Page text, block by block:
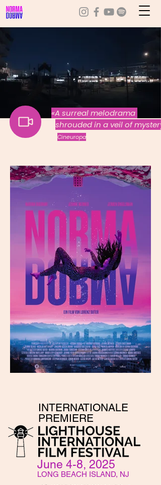
«A surreal melodrama
shrouded in a veil of
Cineuropa
INTERNATIONALE
PREMIERE
June 4-8, 2025
LONG BEACH ISLAND, NJ